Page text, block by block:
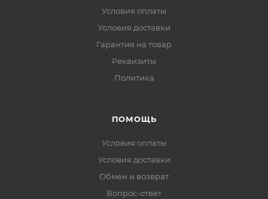
Условия оплаты
Условия доставки
Гарантия на товар
Реквизиты
Политика
ПОМОЩЬ
Условия оплаты
Условия доставки
Обмен и возврат
Вопрос-ответ